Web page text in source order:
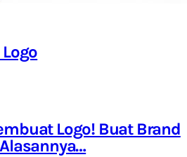
Logo! Buat Brand